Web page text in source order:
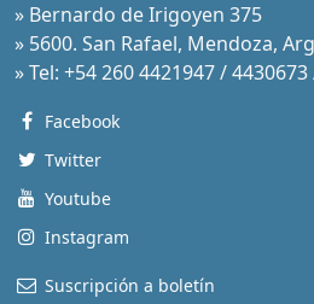
» Bernardo de Irigoyen 375
» 5600. San Rafael, Mendoza,
» Tel: +54 260 4421947 / 4430673
Facebook
Twitter
Youtube
Instagram
Suscripción a boletín